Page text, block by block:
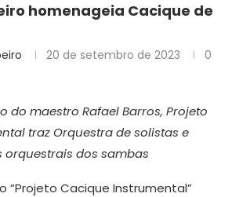
homenageia Cacique de
20 de setembro de 2023
0
do maestro Rafael Barros, Projeto
traz Orquestra de solistas e
orquestrais dos sambas
“Projeto Cacique Instrumental”